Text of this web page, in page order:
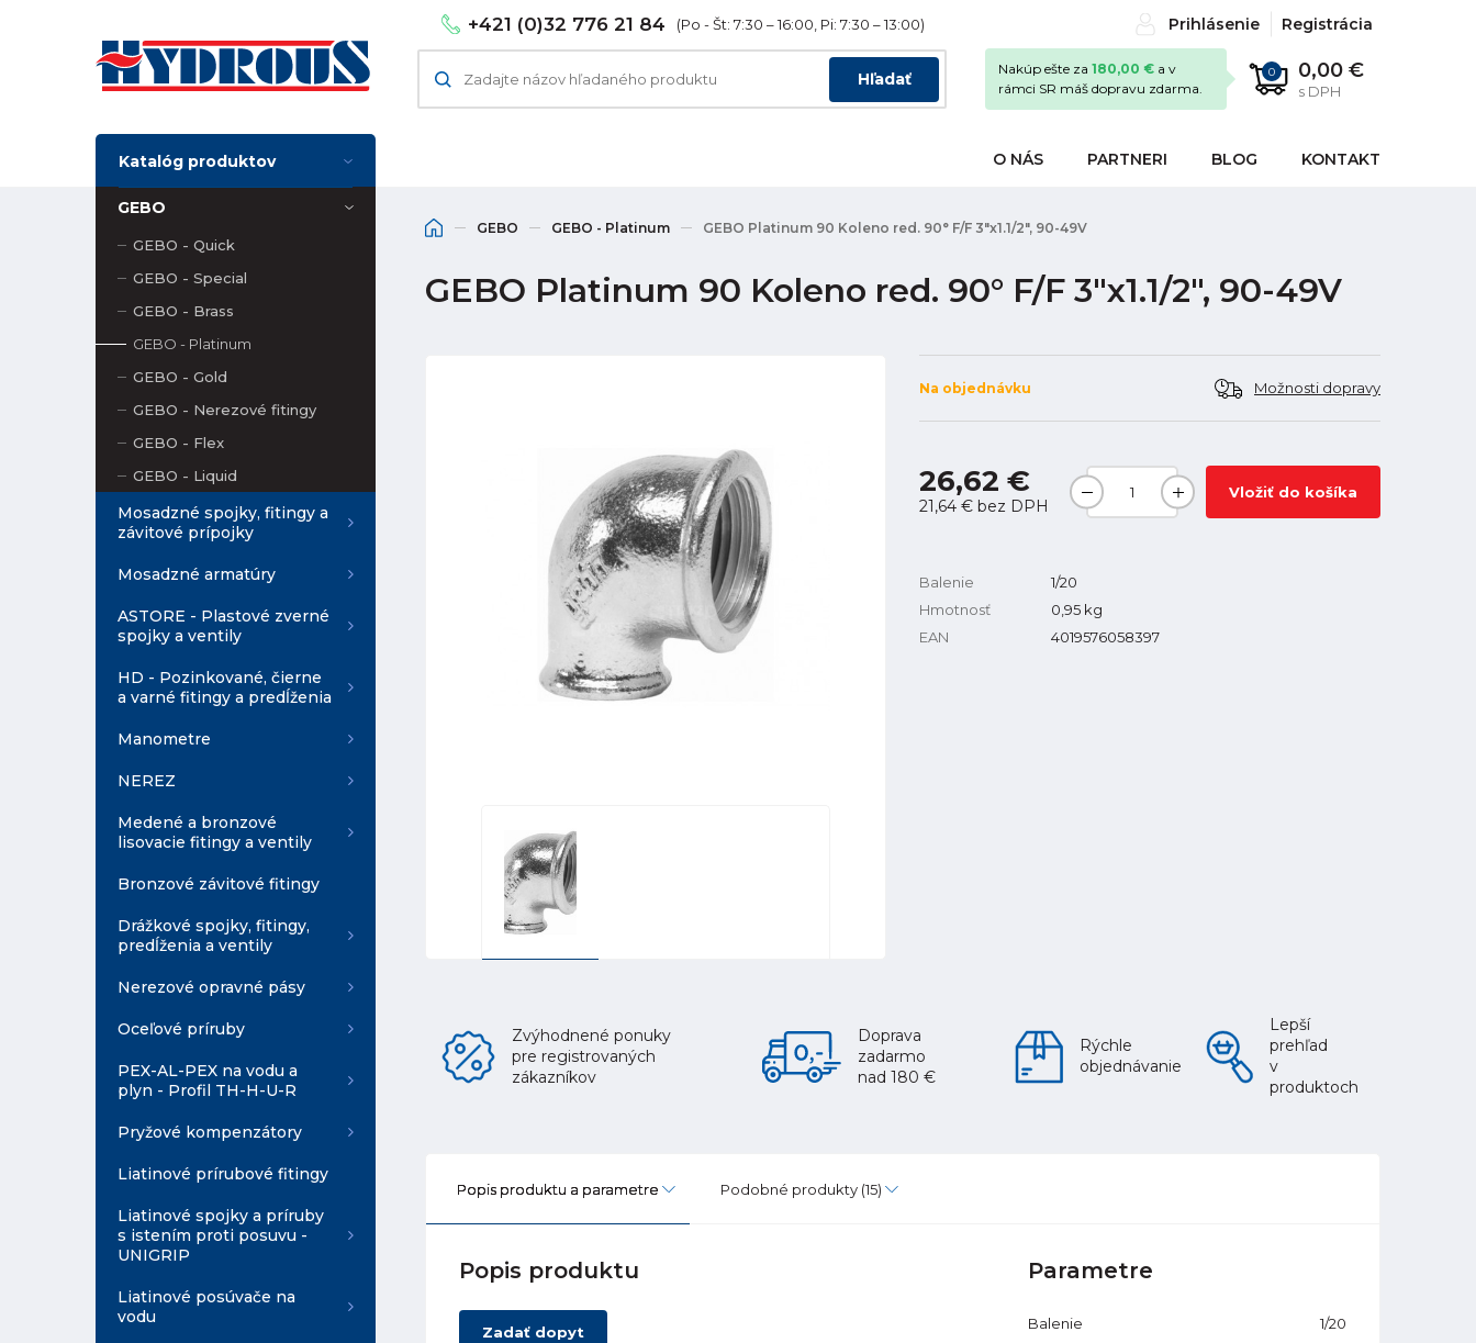
+421 (0)32 776 21 84 (Po - Št: 7:30 – 16:00, Pi: 7:30 – 13:00) Prihlásenie Registrácia
Hľadať 0 0,00 €
s DPH
Nakúp ešte za 180,00 € a v
rámci SR máš dopravu zdarma.
O NÁS PARTNERI BLOG KONTAKT
Katalóg produktov
GEBO
GEBO - Quick
GEBO - Special
GEBO - Brass
GEBO - Platinum
GEBO - Gold
GEBO - Nerezové fitingy
GEBO - Flex
GEBO - Liquid
Mosadzné spojky, fitingy a
závitové prípojky
Mosadzné armatúry
ASTORE - Plastové zverné
spojky a ventily
HD - Pozinkované, čierne
a varné fitingy a predĺženia
Manometre
NEREZ
Medené a bronzové
lisovacie fitingy a ventily
Bronzové závitové fitingy
Drážkové spojky, fitingy,
predĺženia a ventily
Nerezové opravné pásy
Oceľové príruby
PEX-AL-PEX na vodu a
plyn - Profil TH-H-U-R
Pryžové kompenzátory
Liatinové prírubové fitingy
Liatinové spojky a príruby
s istením proti posuvu -
UNIGRIP
Liatinové posúvače na
vodu
GEBO GEBO - Platinum GEBO Platinum 90 Koleno red. 90° F/F 3"x1.1/2", 90-49V
GEBO Platinum 90 Koleno red. 90° F/F 3"x1.1/2", 90-49V
Na objednávku Možnosti dopravy
26,62 €
21,64 € bez DPH
Vložiť do košíka
Balenie
1/20
Hmotnosť
0,95 kg
EAN
4019576058397
Zvýhodnené ponuky
pre registrovaných
zákazníkov
Doprava
zadarmo
nad 180 €
Rýchle
objednávanie
Lepší
prehľad
v
produktoch
Popis produktu a parametre Podobné produkty (15)
Popis produktu
Zadať dopyt
Parametre
Balenie 1/20